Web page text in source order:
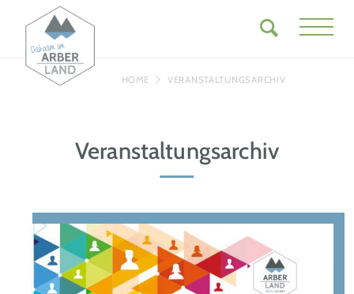
HOME VERANSTALTUNGSARCHIV
Veranstaltungsarchiv